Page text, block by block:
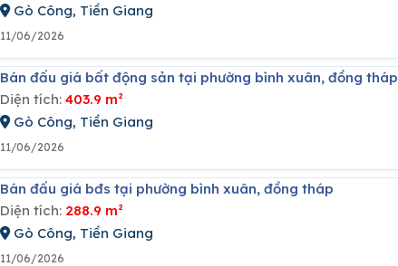
Gò Công, Tiền Giang
11/06/2026
Bán đấu giá bất động sản tại phường bình xuân, đồng tháp
Diện tích: 403.9 m²
Gò Công, Tiền Giang
11/06/2026
Bán đấu giá bđs tại phường bình xuân, đồng tháp
Diện tích: 288.9 m²
Gò Công, Tiền Giang
11/06/2026